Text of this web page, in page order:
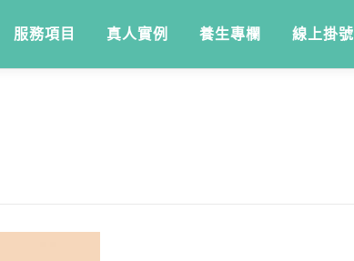
服務項目 真人實例 養生專欄 線上掛號